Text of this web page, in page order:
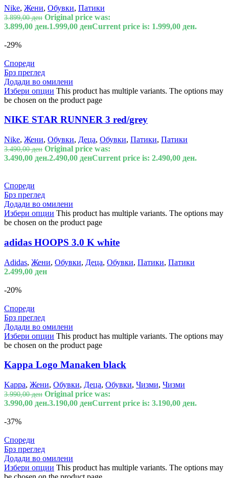
Nike, Жени, Обувки, Патики
3.899,00ден Original price was:
3.899,00 ден.1.999,00 денCurrent price is: 1.999,00 ден.
-29%
Спореди
Брз преглед
Додади во омилени
Избери опции This product has multiple variants. The options may
be chosen on the product page
NIKE STAR RUNNER 3 red/grey
Nike, Жени, Обувки, Деца, Обувки, Патики, Патики
3.490,00ден Original price was:
3.490,00 ден.2.490,00 денCurrent price is: 2.490,00 ден.
Спореди
Брз преглед
Додади во омилени
Избери опции This product has multiple variants. The options may
be chosen on the product page
adidas HOOPS 3.0 K white
Adidas, Жени, Обувки, Деца, Обувки, Патики, Патики
2.499,00 ден
-20%
Спореди
Брз преглед
Додади во омилени
Избери опции This product has multiple variants. The options may
be chosen on the product page
Kappa Logo Manaken black
Kappa, Жени, Обувки, Деца, Обувки, Чизми, Чизми
3.990,00ден Original price was:
3.990,00 ден.3.190,00 денCurrent price is: 3.190,00 ден.
-37%
Спореди
Брз преглед
Додади во омилени
Избери опции This product has multiple variants. The options may